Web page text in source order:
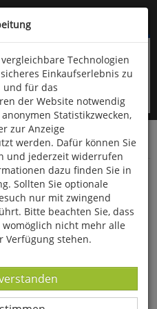
9323-960
Sachgebiete
wirklich wollen
Technologien
Einkaufserlebnis zu
und für das
der Website notwendig
Statistikzwecken,
zur Anzeige
werden. Dafür können Sie
und jederzeit widerrufen
dazu finden Sie in
Sollten Sie optionale
nur mit zwingend
Bitte beachten Sie, dass
nicht mehr alle
Verfügung stehen.
-